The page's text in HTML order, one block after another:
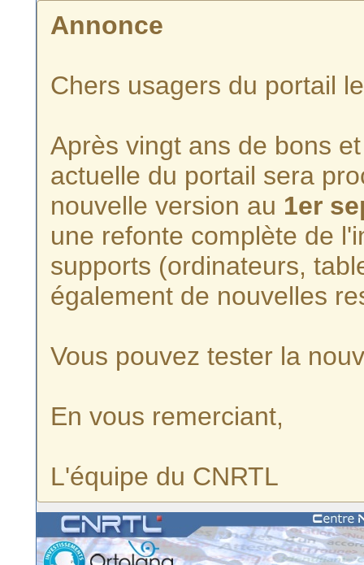
Annonce
Chers usagers du portail
Après vingt ans de bons
actuelle du portail sera
nouvelle version au 1er
une refonte complète de
supports (ordinateurs,
également de nouvelles
Vous pouvez tester la
En vous remerciant,
L'équipe du CNRTL